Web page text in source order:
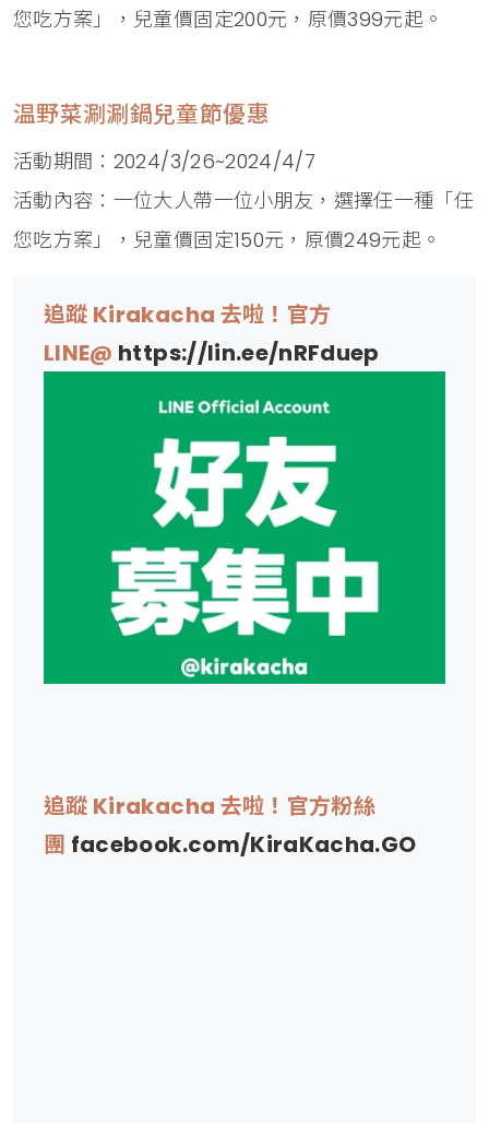
您吃方案」，兒童價固定200元，原價399元起。
温野菜涮涮鍋兒童節優惠
活動期間：2024/3/26~2024/4/7
活動內容：一位大人帶一位小朋友，選擇任一種「任
您吃方案」，兒童價固定150元，原價249元起。
追蹤 Kirakacha 去啦！官方
LINE@ https://lin.ee/nRFduep
追蹤 Kirakacha 去啦！官方粉絲
團 facebook.com/KiraKacha.GO